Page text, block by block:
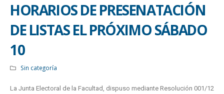
HORARIOS DE PRESENATACIÓN
DE LISTAS EL PRÓXIMO SÁBADO
10
Sin categoría
La Junta Electoral de la Facultad, dispuso mediante Resolución 001/12